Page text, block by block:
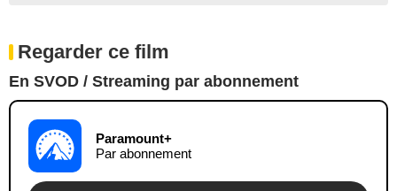
Regarder ce film
En SVOD / Streaming par abonnement
Paramount+
Par abonnement